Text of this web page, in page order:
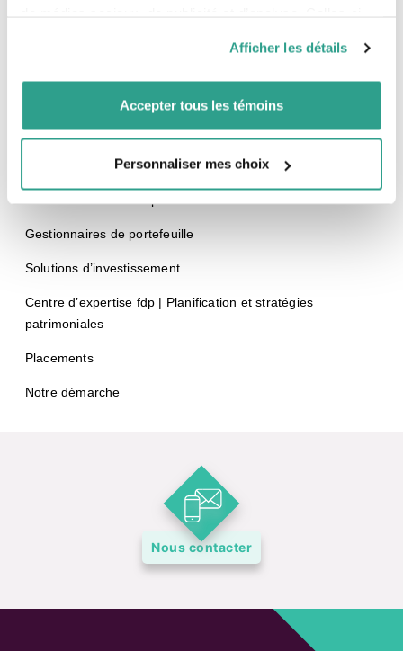
vous leur auriez fournies ou qu’ils auraient collectées lors
de votre utilisation de leurs services.
Afficher les détails
Accepter tous les témoins
Personnaliser mes choix
Gestionnaires de portefeuille
Solutions d’investissement
Centre d’expertise fdp | Planification et stratégies
patrimoniales
Placements
Notre démarche
Nous contacter